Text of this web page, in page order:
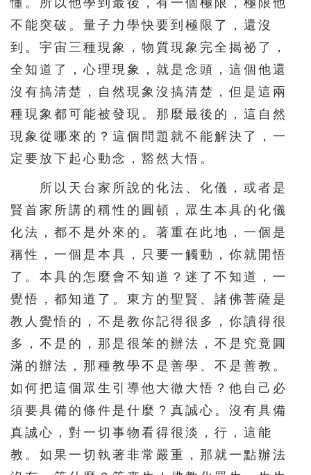
懂。所以他學到最後，有一個極限，極限他
不能突破。量子力學快要到極限了，還沒
到。宇宙三種現象，物質現象完全揭祕了，
全知道了，心理現象，就是念頭，這個他還
沒有搞清楚，自然現象沒搞清楚，但是這兩
種現象都可能被發現。那麼最後的，這自然
現象從哪來的？這個問題就不能解決了，一
定要放下起心動念，豁然大悟。
所以天台家所說的化法、化儀，或者是
賢首家所講的稱性的圓頓，眾生本具的化儀
化法，都不是外來的。著重在此地，一個是
稱性，一個是本具，只要一觸動，你就開悟
了。本具的怎麼會不知道？迷了不知道，一
覺悟，都知道了。東方的聖賢、諸佛菩薩是
教人覺悟的，不是教你記得很多，你讀得很
多，不是的，那是很笨的辦法，不是究竟圓
滿的辦法，那種教學不是善學、不是善教。
如何把這個眾生引導他大徹大悟？他自己必
須要具備的條件是什麼？真誠心。沒有具備
真誠心，對一切事物看得很淡，行，這能
教。如果一切執著非常嚴重，那就一點辦法